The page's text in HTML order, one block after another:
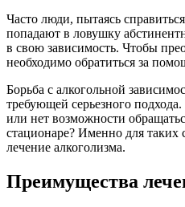
Часто люди, пытаясь
попадают в ловушку
в свою зависимость. Чтобы
необходимо обратиться за
Борьба с алкогольной
требующей серьезного
или нет возможности
стационаре? Именно для таких
лечение алкоголизма.
Преимущества